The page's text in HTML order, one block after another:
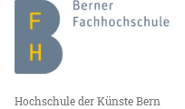
Hochschule der Künste Bern